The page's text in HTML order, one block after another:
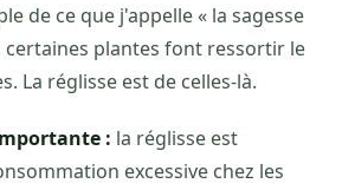
de ce que j'appelle « la sagesse
certaines plantes font ressortir le
La réglisse est de celles-là.
: la réglisse est
excessive chez les